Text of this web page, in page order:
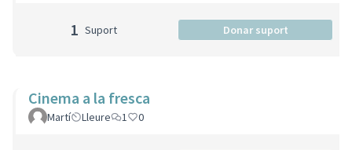
1 Suport Donar suport
Cinema a la fresca
Martí Lleure 1 0